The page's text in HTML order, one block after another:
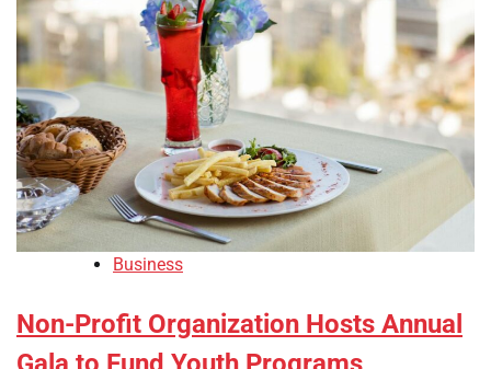
Business
Non-Profit Organization Hosts Annual